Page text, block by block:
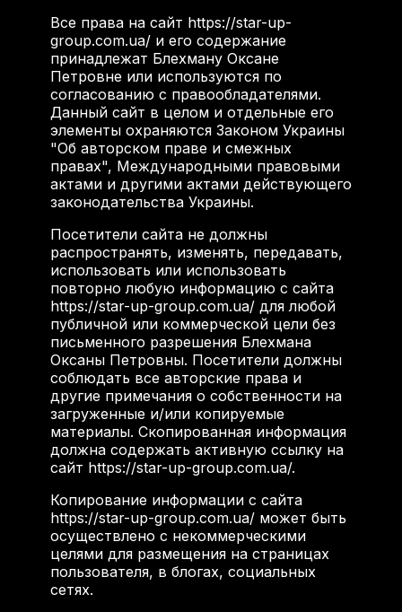
Все права на сайт https://star-up-
group.com.ua/ и его содержание
принадлежат Блехману Оксане
Петровне или используются по
согласованию с правообладателями.
Данный сайт в целом и отдельные его
элементы охраняются Законом Украины
"Об авторском праве и смежных
правах", Международными правовыми
актами и другими актами действующего
законодательства Украины.
Посетители сайта не должны
распространять, изменять, передавать,
использовать или использовать
повторно любую информацию с сайта
https://star-up-group.com.ua/ для любой
публичной или коммерческой цели без
письменного разрешения Блехмана
Оксаны Петровны. Посетители должны
соблюдать все авторские права и
другие примечания о собственности на
загруженные и/или копируемые
материалы. Скопированная информация
должна содержать активную ссылку на
сайт https://star-up-group.com.ua/.
Копирование информации с сайта
https://star-up-group.com.ua/ может быть
осуществлено с некоммерческими
целями для размещения на страницах
пользователя, в блогах, социальных
сетях.